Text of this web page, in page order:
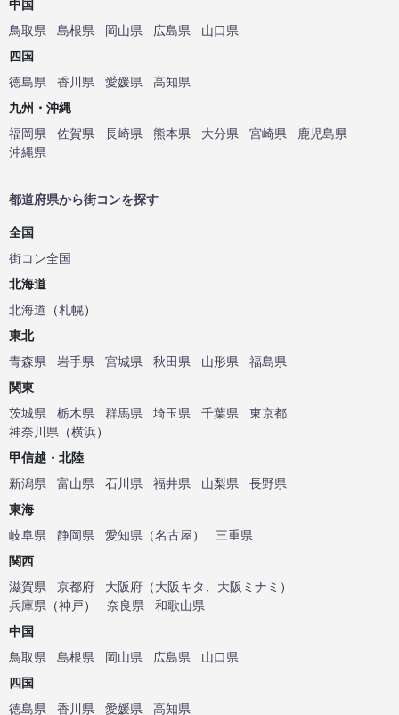
中国
鳥取県
島根県 岡山県 広島県
山口県
四国
徳島県
香川県 愛媛県
高知県
九州・沖縄
福岡県
佐賀県 長崎県 熊本県 大分県 宮崎県
鹿児島県
沖縄県
都道府県から街コンを探す
全国
街コン全国
北海道
北海道 （札幌）
東北
青森県
岩手県 宮城県 秋田県 山形県
福島県
関東
茨城県
栃木県 群馬県 埼玉県 千葉県
東京都
神奈川県 （横浜）
甲信越・北陸
新潟県
富山県 石川県 福井県 山梨県
長野県
東海
岐阜県
静岡県 愛知県 （名古屋）
三重県
関西
滋賀県
京都府 大阪府 （大阪キタ、 大阪ミナミ ）
兵庫県 （神戸） 奈良県
和歌山県
中国
鳥取県
島根県 岡山県 広島県
山口県
四国
徳島県
香川県 愛媛県 高知県